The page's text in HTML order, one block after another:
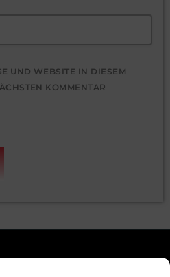
UND WEBSITE IN DIESEM
KOMMENTAR